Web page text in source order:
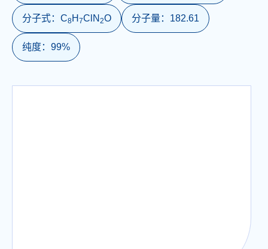
分子式： C8H 7ClN 2O 分子量： 182.61
纯度： 99%